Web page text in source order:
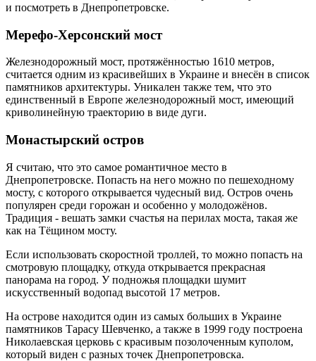
и посмотреть в Днепропетровске.
Мерефо-Херсонский мост
Железнодорожный мост, протяжённостью 1610 метров,
считается одним из красивейших в Украине и внесён в список
памятников архитектуры. Уникален также тем, что это
единственный в Европе железнодорожный мост, имеющий
криволинейную траекторию в виде дуги.
Монастырский остров
Я считаю, что это самое романтичное место в
Днепропетровске. Попасть на него можно по пешеходному
мосту, с которого открывается чудесный вид. Остров очень
популярен среди горожан и особенно у молодожёнов.
Традиция - вешать замки счастья на перилах моста, такая же
как на Тёщином мосту.
Если использовать скоростной троллей, то можно попасть на
смотровую площадку, откуда открывается прекрасная
панорама на город. У подножья площадки шумит
искусственный водопад высотой 17 метров.
На острове находится один из самых больших в Украине
памятников Тарасу Шевченко, а также в 1999 году построена
Николаевская церковь с красивым позолоченным куполом,
который виден с разных точек Днепропетровска.